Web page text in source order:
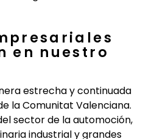
en nuestro
estrecha y continuada
la Comunitat Valenciana.
sector de la automoción,
industrial y grandes